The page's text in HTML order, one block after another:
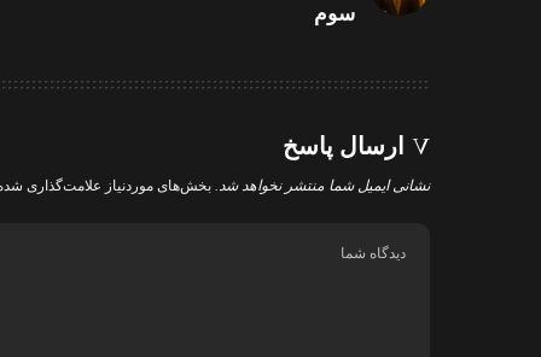
سوم
ارسال پاسخ
نشانی ایمیل شما منتشر نخواهد شد. بخش‌های موردنیاز علامت‌گذاری